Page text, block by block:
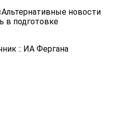
новости
в подготовке
:: ИА Фергана